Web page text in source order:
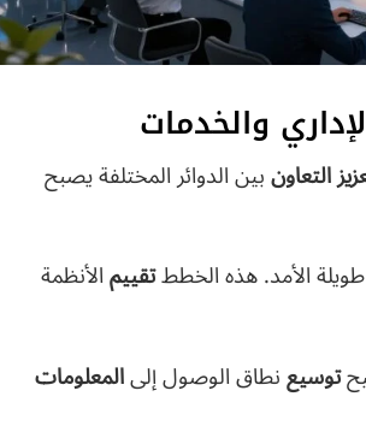
والخدمات
التعاونبين الدوائر المختلفة يصبح
الأمد. هذه الخططتقييمالأنظمة
توسيعنطاق الوصول إلىالمعلومات